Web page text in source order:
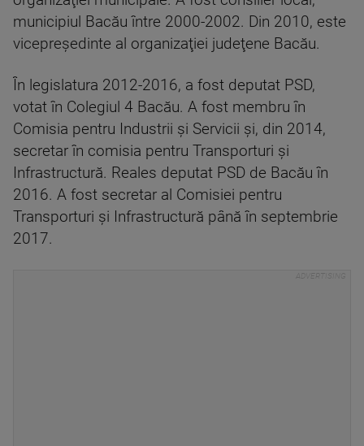
municipiul Bacău între 2000-2002. Din 2010, este
vicepreşedinte al organizaţiei judeţene Bacău.
În legislatura 2012-2016, a fost deputat PSD,
votat în Colegiul 4 Bacău. A fost membru în
Comisia pentru Industrii şi Servicii şi, din 2014,
secretar în comisia pentru Transporturi şi
Infrastructură. Reales deputat PSD de Bacău în
2016. A fost secretar al Comisiei pentru
Transporturi şi Infrastructură până în septembrie
2017.